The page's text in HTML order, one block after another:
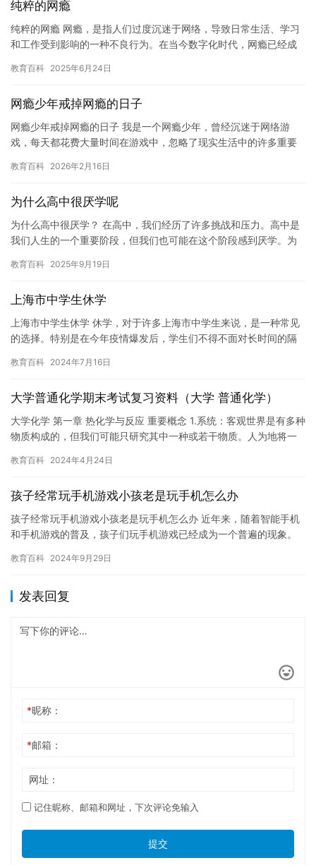
纯粹的网瘾
纯粹的网瘾 网瘾，是指人们过度沉迷于网络，导致日常生活、学习
和工作受到影响的一种不良行为。在当今数字化时代，网瘾已经成
重的…
教育百科 2025年6月24日
网瘾少年戒掉网瘾的日子
网瘾少年戒掉网瘾的日子 我是一个网瘾少年，曾经沉迷于网络游
戏，每天都花费大量时间在游戏中，忽略了现实生活中的许多重要
学习和…
教育百科 2026年2月16日
为什么高中很厌学呢
为什么高中很厌学？ 在高中，我们经历了许多挑战和压力。高中是
我们人生的一个重要阶段，但我们也可能在这个阶段感到厌学。为
复…
教育百科 2025年9月19日
上海市中学生休学
上海市中学生休学 休学，对于许多上海市中学生来说，是一种常见
的选择。特别是在今年疫情爆发后，学生们不得不面对长时间的隔
们…
教育百科 2024年7月16日
大学普通化学期末考试复习资料（大学 普通化学）
大学化学 第一章 热化学与反应 重要概念 1.系统：客观世界是有多种
物质构成的，但我们可能只研究其中一种或若干物质。人为地将一
教育百科 2024年4月24日
孩子经常玩手机游戏小孩老是玩手机怎么办
孩子经常玩手机游戏小孩老是玩手机怎么办 近年来，随着智能手机
和手机游戏的普及，孩子们玩手机游戏已经成为一个普遍的现象。
一些…
教育百科 2024年9月29日
发表回复
*昵称：
*邮箱：
网址：
记住昵称、邮箱和网址，下次评论免输入
提交